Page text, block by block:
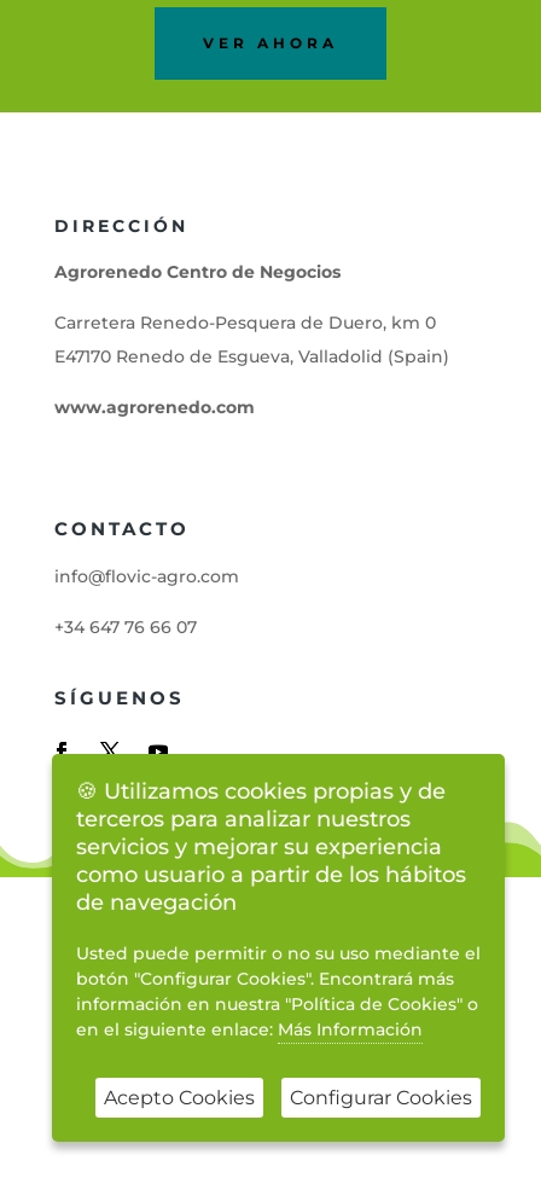
VER AHORA
DIRECCIÓN
Agrorenedo Centro de Negocios
Carretera Renedo-Pesquera de Duero, km 0
E47170 Renedo de Esgueva, Valladolid (Spain)
www.agrorenedo.com
CONTACTO
info@flovic-agro.com
+34 647 76 66 07
SÍGUENOS
Términos de Google.
🍪 Utilizamos cookies propias y de
terceros para analizar nuestros
servicios y mejorar su experiencia
como usuario a partir de los hábitos
de navegación
Usted puede permitir o no su uso mediante el
botón "Configurar Cookies". Encontrará más
información en nuestra "Política de Cookies" o
en el siguiente enlace: Más Información
Acepto Cookies Configurar Cookies